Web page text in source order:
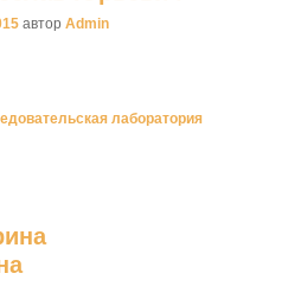
автор Admin
лаборатория